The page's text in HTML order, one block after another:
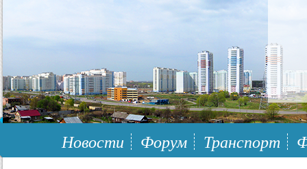
117148, г.Москва, ЮЗАО, муниципальный район Южное Бутово
Новости Форум Транспорт